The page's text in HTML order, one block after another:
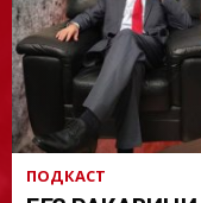
ПОДКАСТ